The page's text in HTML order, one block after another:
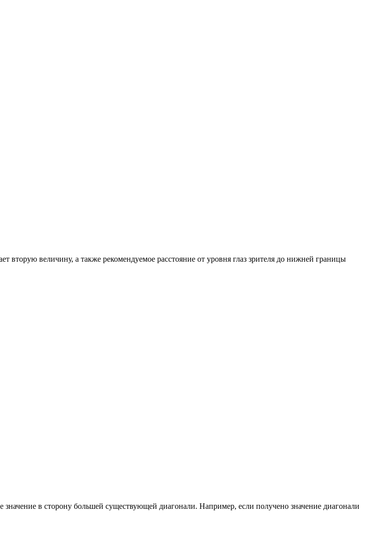
вторую величину, а также рекомендуемое расстояние от уровня глаз зрителя до нижней границы
в сторону большей существующей диагонали. Например, если получено значение диагонали